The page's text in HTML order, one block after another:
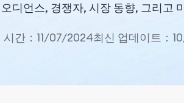
디언스, 경쟁자, 시장 동향, 그리고
시간：11/07/2024최신 업데이트：